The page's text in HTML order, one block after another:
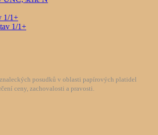
1/1+
posudků v oblasti papírových platidel
ceny, zachovalosti a pravosti.